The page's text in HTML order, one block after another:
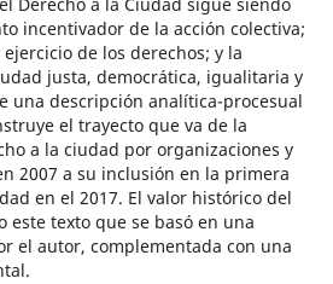
incentivador de la acción colectiva;
de los derechos; y la
justa, democrática, igualitaria y
una descripción analítica-procesual
el trayecto que va de la
a la ciudad por organizaciones y
2007 a su inclusión en la primera
en el 2017. El valor histórico del
este texto que se basó en una
el autor, complementada con una